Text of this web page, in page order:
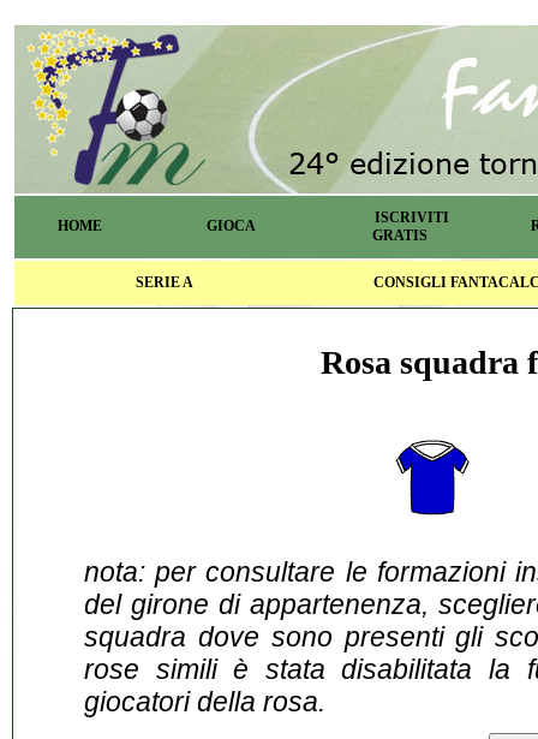
HOME GIOCA
ISCRIVITI
GRATIS
SERIE A CONSIGLI
Rosa squadra
nota: per consultare le formazioni
del girone di appartenenza,
squadra dove sono presenti gli
rose simili è stata disabilitata la
giocatori della rosa.